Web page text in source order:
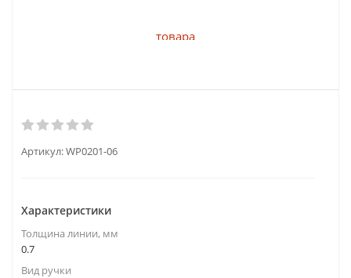
Артикул:WP0201-06
Характеристики
Толщина линии, мм
0.7
Вид ручки